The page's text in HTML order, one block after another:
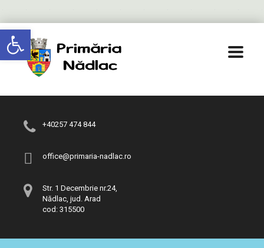
Deschide bara de unelte
+40257 474 844
office@primaria-nadlac.ro
Str. 1 Decembrie nr.24,
Nădlac, jud. Arad
cod: 315500